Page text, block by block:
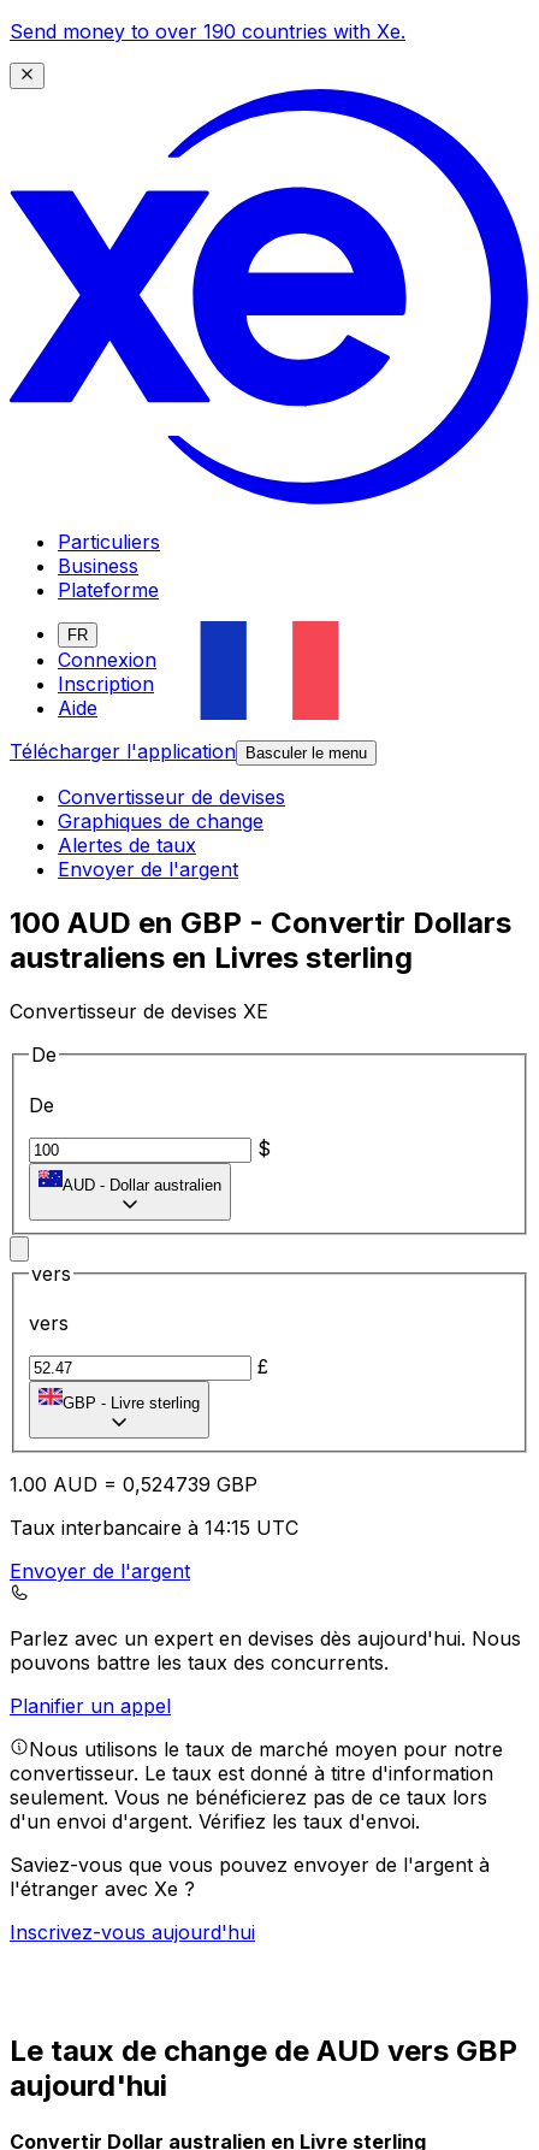
Send money to over 190 countries with Xe.
Particuliers
Business
Plateforme
FR
Connexion
Inscription
Aide
Télécharger l'application
Basculer le menu
Convertisseur de devises
Graphiques de change
Alertes de taux
Envoyer de l'argent
100 AUD en GBP - Convertir Dollars
australiens en Livres sterling
Convertisseur de devises XE
De
De
$
AUD - Dollar australien
vers
vers
£
GBP - Livre sterling
1.00 AUD = 0,524739 GBP
Taux interbancaire à 14:15 UTC
Envoyer de l'argent
Parlez avec un expert en devises dès aujourd'hui. Nous
pouvons battre les taux des concurrents.
Planifier un appel
Nous utilisons le taux de marché moyen pour notre
convertisseur. Le taux est donné à titre d'information
seulement. Vous ne bénéficierez pas de ce taux lors
d'un envoi d'argent. Vérifiez les taux d'envoi.
Saviez-vous que vous pouvez envoyer de l'argent à
l'étranger avec Xe ?
Inscrivez-vous aujourd'hui
Le taux de change de AUD vers GBP
aujourd'hui
Convertir Dollar australien en Livre sterling